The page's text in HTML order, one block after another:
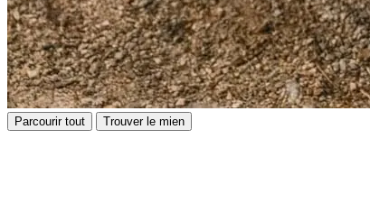
Parcourir tout Trouver le mien